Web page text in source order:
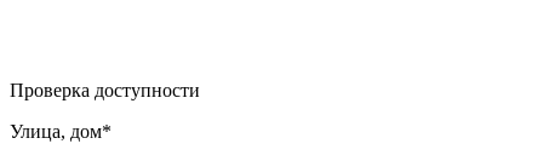
Проверка доступности
Улица, дом*